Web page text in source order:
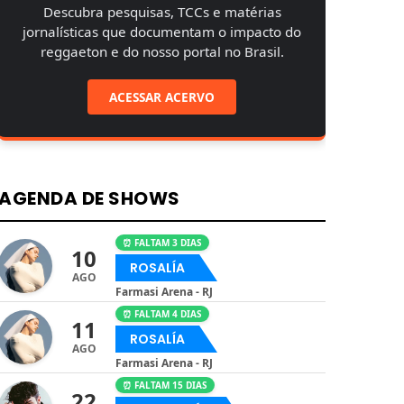
Descubra pesquisas, TCCs e matérias
jornalísticas que documentam o impacto do
reggaeton e do nosso portal no Brasil.
ACESSAR ACERVO
DE SHOWS
10
AGO
⏰ FALTAM 3 DIAS
ROSALÍA
Farmasi Arena - RJ
11
AGO
⏰ FALTAM 4 DIAS
ROSALÍA
Farmasi Arena - RJ
⏰ FALTAM 15 DIAS